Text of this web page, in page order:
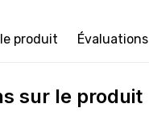
produit Évaluations
sur le produit